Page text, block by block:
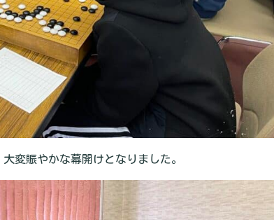
変賑やかな幕開けとなりました。